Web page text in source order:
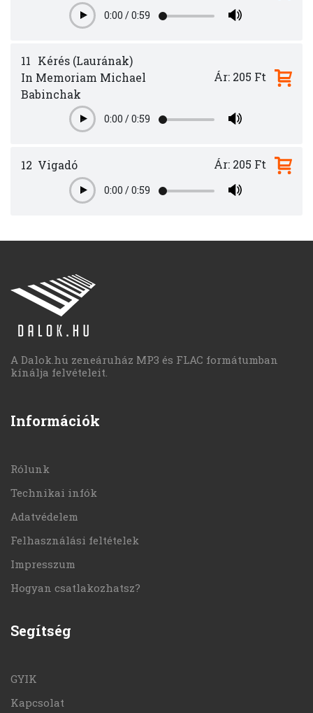
Play0:00 /0:59
11
Kérés (Laurának)
In Memoriam Michael
Babinchak
Play0:00 /0:59
Ár: 205 Ft
12 Vigadó
Play0:00 /0:59
Ár: 205 Ft
A Dalok.hu zeneáruház MP3 és FLAC formátumban
kínálja felvételeit.
Információk
Rólunk
Technikai infók
Adatvédelem
Felhasználási feltételek
Impresszum
Hogyan csatlakozhatsz?
Segítség
GYIK
Kapcsolat